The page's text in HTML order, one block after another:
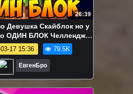
26:39
Девушка Скайблок но у
ОДИН БЛОК Челлендж
ВИДЕО ТРОЛЛИНГ
MINECRAFT
17 15:36 79.5K
ЕвгенБро